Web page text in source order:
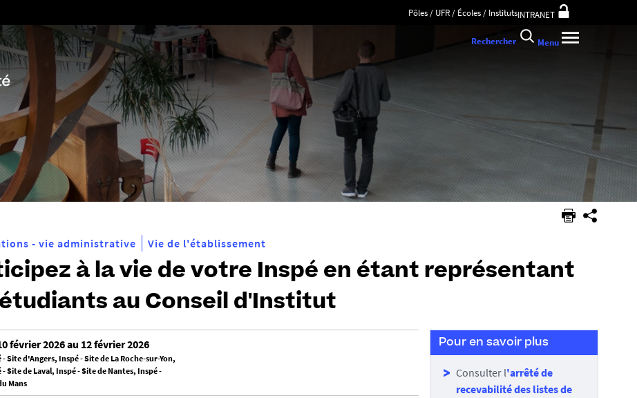
au
contenu
Pôles / UFR / Écoles / InstitutsINTRANET
Rechercher Menu
- vie administrative Vie de l'établissement
à la vie de votre Inspé en étant représentant
au Conseil d'Institut
février 2026 au 12 février 2026
- Site d'Angers, Inspé - Site de La Roche-sur-Yon,
- Site de Laval, Inspé - Site de Nantes, Inspé -
Mans
Pour en savoir plus
Consulter l'arrêté de
recevabilité des listes de